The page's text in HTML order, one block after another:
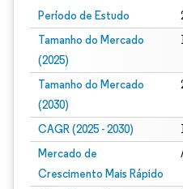
Período de Estudo
Tamanho do Mercado
(2025)
Tamanho do Mercado
(2030)
CAGR (2025 - 2030)
Mercado de
Crescimento Mais Rápido